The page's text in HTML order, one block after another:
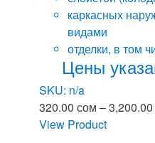
каркасных
видами
отделки, в том
Цены
SKU: n/a
320.00 сом –3,200.00
View Product